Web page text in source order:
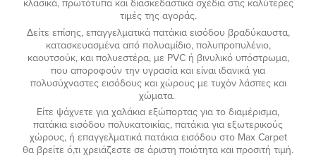
κλασικά, πρωτότυπα και διασκεδαστικά σχέδια στις καλύτερες
τιμές της αγοράς.
Δείτε επίσης, επαγγελματικά πατάκια εισόδου βραδύκαυστα,
κατασκευασμένα από πολυαμίδιο, πολυπροπυλένιο,
καουτσούκ, και πολυεστέρα, με PVC ή βινυλικό υπόστρωμα,
που αποροφούν την υγρασία και είναι ιδανικά για
πολυσύχναστες εισόδους και χώρους με τυχόν λάσπες και
χώματα.
Είτε ψάχνετε για χαλάκια εξώπορτας για το διαμέρισμα,
πατάκια εισόδου πολυκατοικίας, πατάκια για εξωτερικούς
χώρους, ή επαγγελματικά πατάκια εισόδου στο Max Carpet
θα βρείτε ό,τι χρειάζεστε σε άριστη ποιότητα και προσιτή τιμή.